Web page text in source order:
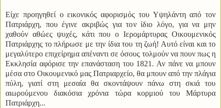
Είχε προηγηθεί ο εικονικός αφορισμός του Υψηλάντη από τον
Πατριάρχη, που έγινε ακριβώς για τον ίδιο λόγο, για να μην
χαθούν αθώες ψυχές, κάτι που ο Ιερομάρτυρας Οικουμενικός
Πατριάρχης το πλήρωσε με την ίδια του τη ζωή! Αυτό είναι και το
μεγαλύτερο επιχείρημα απέναντι σε όσους τολμούν να πουν πως η
Εκκλησία αφόρισε την επανάσταση του 1821. Αν πάνε να μπουν
μέσα στο Οικουμενικό μας Πατριαρχείο, θα μπουν από την πλάγια
πύλη, γιατί στη μεσαία θα σκοντάψουν πάνω στη σκιά του
αιωρούμενου διακόσια χρόνια τώρα κορμιού του Μάρτυρα
Πατριάρχη...